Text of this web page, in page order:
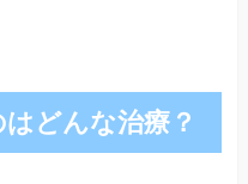
どんな治療？